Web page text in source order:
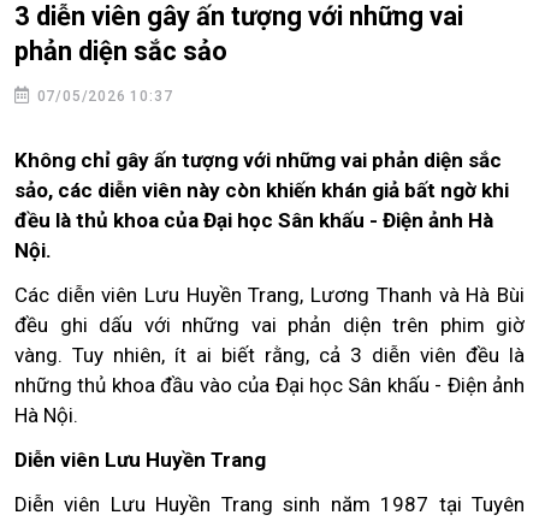
3 diễn viên gây ấn tượng với những vai
phản diện sắc sảo
07/05/2026 10:37
Không chỉ gây ấn tượng với những vai phản diện sắc
sảo, các diễn viên này còn khiến khán giả bất ngờ khi
đều là thủ khoa của Đại học Sân khấu - Điện ảnh Hà
Nội.
Các diễn viên Lưu Huyền Trang, Lương Thanh và Hà Bùi
đều ghi dấu với những vai phản diện trên phim giờ
vàng. Tuy nhiên, ít ai biết rằng, cả 3 diễn viên đều là
những thủ khoa đầu vào của Đại học Sân khấu - Điện ảnh
Hà Nội.
Diễn viên Lưu Huyền Trang
Diễn viên Lưu Huyền Trang sinh năm 1987 tại Tuyên